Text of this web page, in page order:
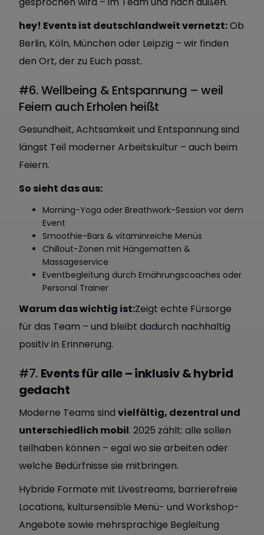
hey! Events ist deutschlandweit vernetzt:Ob
Berlin, Köln, München oder Leipzig – wir finden
den Ort, der zu Euch passt.
#6. Wellbeing & Entspannung – weil
Feiern auch Erholen heißt
Gesundheit, Achtsamkeit und Entspannung sind
längst Teil moderner Arbeitskultur – auch beim
Feiern.
So sieht das aus:
Morning-Yoga oder Breathwork-Session vor dem
Event
Smoothie-Bars & vitaminreiche Menüs
Chillout-Zonen mit Hängematten &
Massageservice
Eventbegleitung durch Ernährungscoaches oder
Personal Trainer
Warum das wichtig ist:Zeigt echte Fürsorge
für das Team – und bleibt dadurch nachhaltig
positiv in Erinnerung.
#7. Events für alle – inklusiv & hybrid
gedacht
Moderne Teams sind vielfältig, dezentral und
unterschiedlich mobil. 2025 zählt: alle sollen
teilhaben können – egal wo sie arbeiten oder
welche Bedürfnisse sie mitbringen.
Hybride Formate mit Livestreams, barrierefreie
Locations, kultursensible Menü- und Workshop-
Angebote sowie mehrsprachige Begleitung